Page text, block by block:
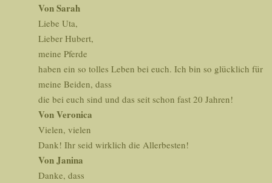
Von Sarah
Liebe Uta,
Lieber Hubert,
meine Pferde
haben ein so tolles Leben bei euch. Ich bin so glücklich für
meine Beiden, dass
die bei euch sind und das seit schon fast 20 Jahren!
Von Veronica
Vielen, vielen
Dank! Ihr seid wirklich die Allerbesten!
Von Janina
Danke, dass